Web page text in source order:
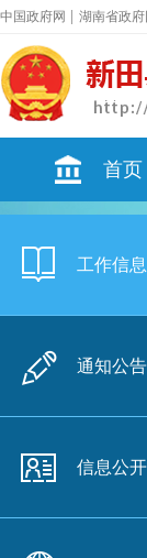
中国政府网 湖南省政府
首页
工作信息
通知公告
信息公开